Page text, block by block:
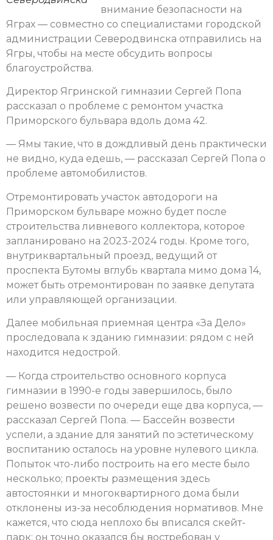
внимание безопасности на
Яграх — совместно со специалистами городской
администрации Северодвинска отправились на
Ягры, чтобы на месте обсудить вопросы
благоустройства.
Директор Ягринской гимназии Сергей Попа
рассказал о проблеме с ремонтом участка
Приморского бульвара вдоль дома 42.
— Ямы такие, что в дождливый день практически
не видно, куда едешь, — рассказал Сергей Попа о
проблеме автомобилистов.
Отремонтировать участок автодороги на
Приморском бульваре можно будет после
строительства ливневого коллектора, которое
запланировано на 2023-2024 годы. Кроме того,
внутриквартальный проезд, ведущий от
проспекта Бутомы вглубь квартала мимо дома 14,
может быть отремонтирован по заявке депутата
или управляющей организации.
Далее мобильная приемная центра «За Дело»
проследовала к зданию гимназии: рядом с ней
находится недострой.
— Когда строительство основного корпуса
гимназии в 1990-е годы завершилось, было
решено возвести по очереди еще два корпуса, —
рассказал Сергей Попа. — Бассейн возвести
успели, а здание для занятий по эстетическому
воспитанию осталось на уровне нулевого цикла.
Попыток что-либо построить на его месте было
несколько; проекты размещения здесь
автостоянки и многоквартирного дома были
отклонены из-за несоблюдения нормативов. Мне
кажется, что сюда неплохо бы вписался скейт-
парк: он точно оказался бы востребован у